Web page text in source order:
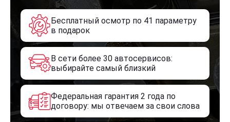
Бесплатный осмотр по 41 параметру
в подарок
В сети более 30 автосервисов:
выбирайте самый близкий
Федеральная гарантия 2 года по
договору: мы отвечаем за свои слова